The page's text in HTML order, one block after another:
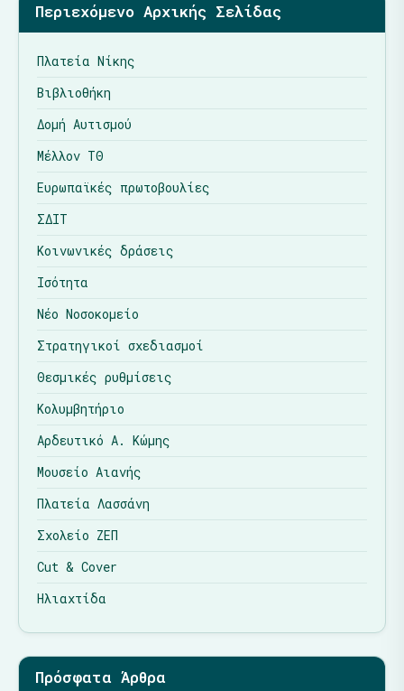
Περιεχόμενο Αρχικής Σελίδας
Πλατεία Νίκης
Βιβλιοθήκη
Δομή Αυτισμού
Μέλλον ΤΘ
Ευρωπαϊκές πρωτοβουλίες
ΣΔΙΤ
Κοινωνικές δράσεις
Ισότητα
Νέο Νοσοκομείο
Στρατηγικοί σχεδιασμοί
Θεσμικές ρυθμίσεις
Κολυμβητήριο
Αρδευτικό Α. Κώμης
Μουσείο Αιανής
Πλατεία Λασσάνη
Σχολείο ΖΕΠ
Cut & Cover
Ηλιαχτίδα
Πρόσφατα Άρθρα